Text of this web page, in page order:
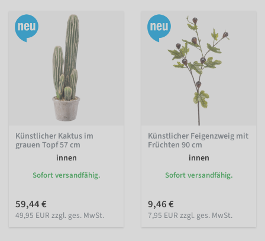
Künstlicher Kaktus im
grauen Topf 57 cm
innen
Sofort versandfähig.
59,44 €
49,95 EUR zzgl. ges. MwSt.
Künstlicher Feigenzweig mit
Früchten 90 cm
innen
Sofort versandfähig.
9,46 €
7,95 EUR zzgl. ges. MwSt.